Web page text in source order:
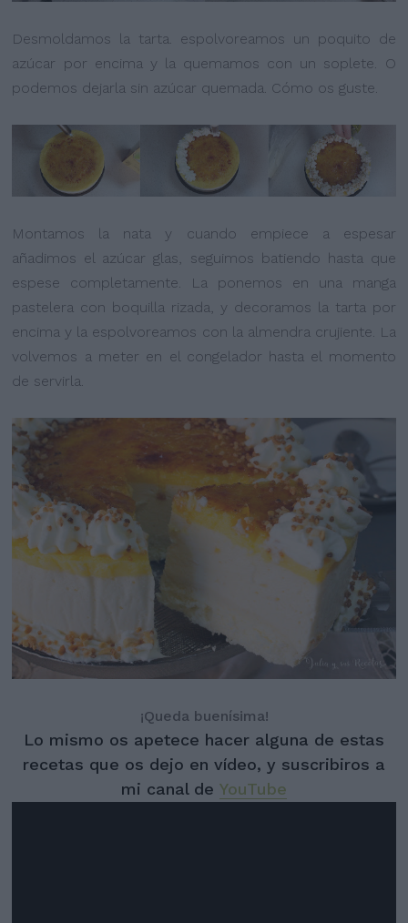
Desmoldamos la tarta. espolvoreamos un poquito de
azúcar por encima y la quemamos con un soplete. O
podemos dejarla sin azúcar quemada. Cómo os guste.
Montamos la nata y cuando empiece a espesar
añadimos el azúcar glas, seguimos batiendo hasta que
espese completamente. La ponemos en una manga
pastelera con boquilla rizada, y decoramos la tarta por
encima y la espolvoreamos con la almendra crujiente. La
volvemos a meter en el congelador hasta el momento
de servirla.
¡Queda buenísima!
Lo mismo os apetece hacer alguna de estas
recetas que os dejo en vídeo, y suscribiros a
mi canal de YouTube